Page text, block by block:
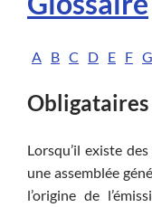
A B C D E F G
Obligataires
Lorsqu’il existe
une assemblée
l’origine de